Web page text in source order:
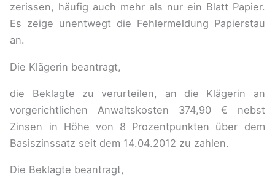
zerissen, häufig auch mehr als nur ein Blatt Papier.
Es zeige unentwegt die Fehlermeldung Papierstau
an.
Die Klägerin beantragt,
die Beklagte zu verurteilen, an die Klägerin an
vorgerichtlichen Anwaltskosten 374,90 € nebst
Zinsen in Höhe von 8 Prozentpunkten über dem
Basiszinssatz seit dem 14.04.2012 zu zahlen.
Die Beklagte beantragt,